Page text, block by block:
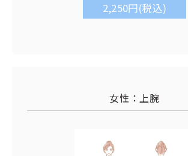
2,250円(税込)
女性：上腕